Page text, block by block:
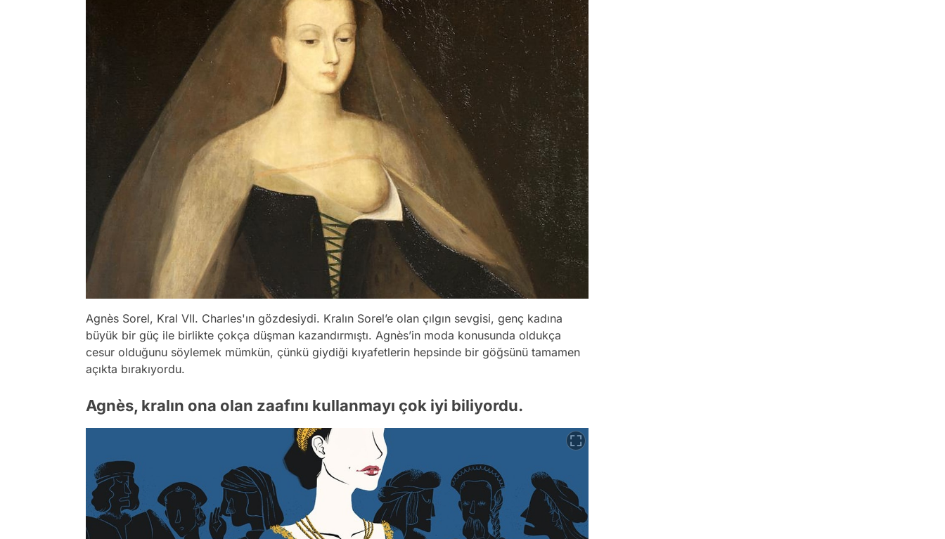
Agnès Sorel, Kral VII. Charles'ın gözdesiydi. Kralın Sorel’e olan çılgın sevgisi, genç kadına
büyük bir güç ile birlikte çokça düşman kazandırmıştı. Agnès’in moda konusunda oldukça
cesur olduğunu söylemek mümkün, çünkü giydiği kıyafetlerin hepsinde bir göğsünü tamamen
açıkta bırakıyordu.
Agnès, kralın ona olan zaafını kullanmayı çok iyi biliyordu.